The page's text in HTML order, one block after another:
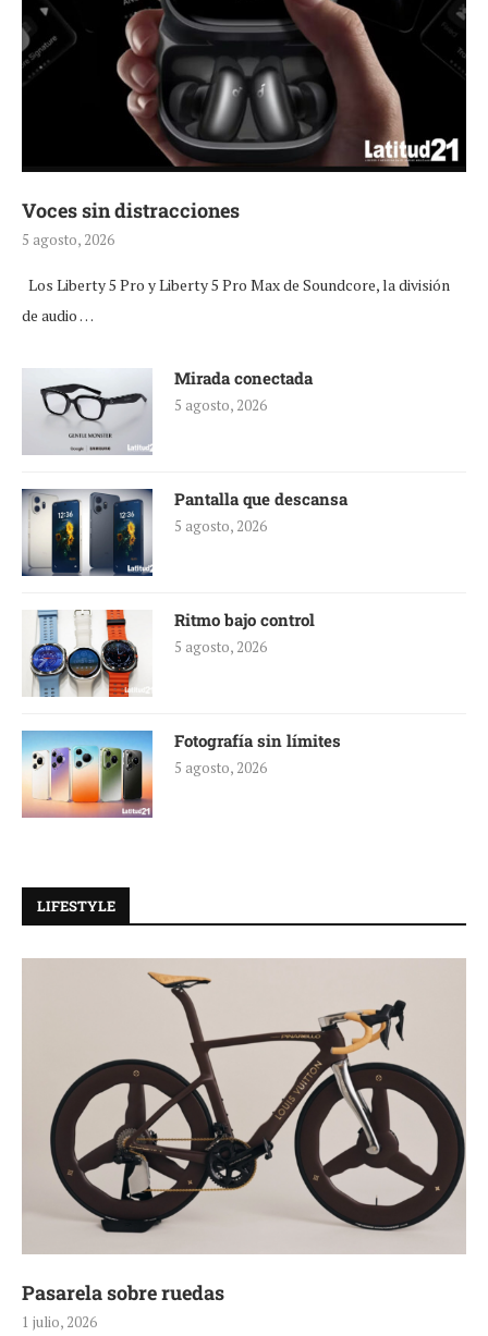
Voces sin distracciones
5 agosto, 2026
Los Liberty 5 Pro y Liberty 5 Pro Max de Soundcore, la división
de audio …
Mirada conectada
5 agosto, 2026
Pantalla que descansa
5 agosto, 2026
Ritmo bajo control
5 agosto, 2026
Fotografía sin límites
5 agosto, 2026
LIFESTYLE
Pasarela sobre ruedas
1 julio, 2026